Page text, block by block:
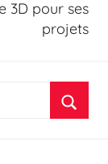
3D pour ses
projets